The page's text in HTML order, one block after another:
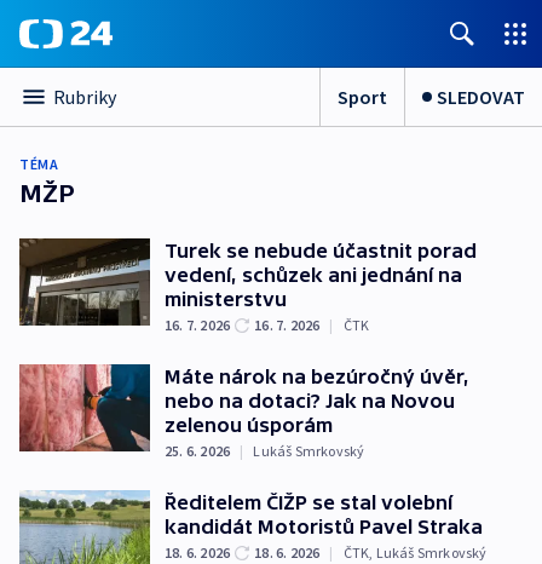
Rubriky Sport SLEDOVAT
TÉMA
MŽP
Turek se nebude účastnit porad
vedení, schůzek ani jednání na
ministerstvu
16. 7. 2026 16. 7. 2026 | ČTK
Máte nárok na bezúročný úvěr,
nebo na dotaci? Jak na Novou
zelenou úsporám
25. 6. 2026 | Lukáš Smrkovský
Ředitelem ČIŽP se stal volební
kandidát Motoristů Pavel Straka
18. 6. 2026 18. 6. 2026 | ČTK, Lukáš Smrkovský